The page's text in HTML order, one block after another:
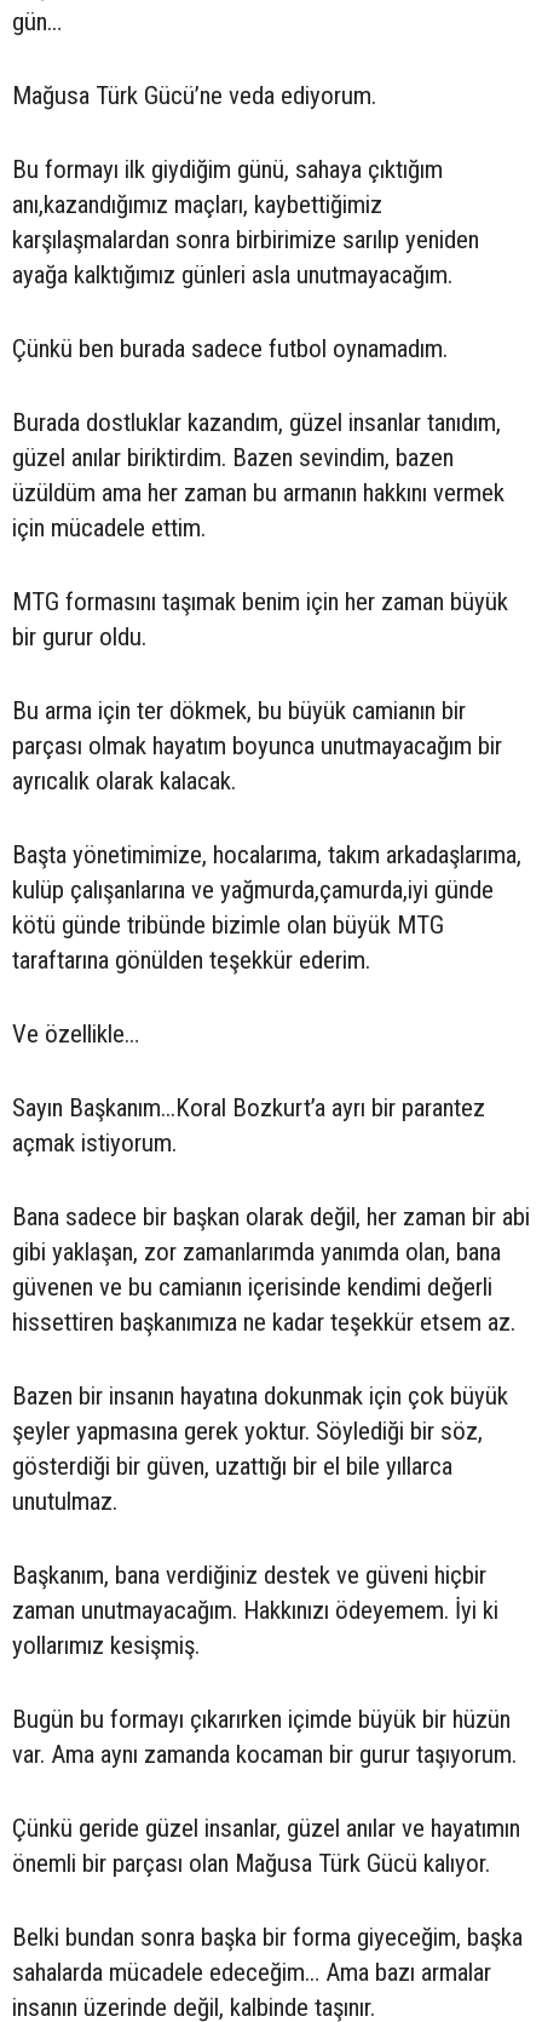
gün…
Mağusa Türk Gücü’ne veda ediyorum.
Bu formayı ilk giydiğim günü, sahaya çıktığım
anı,kazandığımız maçları, kaybettiğimiz
karşılaşmalardan sonra birbirimize sarılıp yeniden
ayağa kalktığımız günleri asla unutmayacağım.
Çünkü ben burada sadece futbol oynamadım.
Burada dostluklar kazandım, güzel insanlar tanıdım,
güzel anılar biriktirdim. Bazen sevindim, bazen
üzüldüm ama her zaman bu armanın hakkını vermek
için mücadele ettim.
MTG formasını taşımak benim için her zaman büyük
bir gurur oldu.
Bu arma için ter dökmek, bu büyük camianın bir
parçası olmak hayatım boyunca unutmayacağım bir
ayrıcalık olarak kalacak.
Başta yönetimimize, hocalarıma, takım arkadaşlarıma,
kulüp çalışanlarına ve yağmurda,çamurda,iyi günde
kötü günde tribünde bizimle olan büyük MTG
taraftarına gönülden teşekkür ederim.
Ve özellikle…
Sayın Başkanım...Koral Bozkurt’a ayrı bir parantez
açmak istiyorum.
Bana sadece bir başkan olarak değil, her zaman bir abi
gibi yaklaşan, zor zamanlarımda yanımda olan, bana
güvenen ve bu camianın içerisinde kendimi değerli
hissettiren başkanımıza ne kadar teşekkür etsem az.
Bazen bir insanın hayatına dokunmak için çok büyük
şeyler yapmasına gerek yoktur. Söylediği bir söz,
gösterdiği bir güven, uzattığı bir el bile yıllarca
unutulmaz.
Başkanım, bana verdiğiniz destek ve güveni hiçbir
zaman unutmayacağım. Hakkınızı ödeyemem. İyi ki
yollarımız kesişmiş.
Bugün bu formayı çıkarırken içimde büyük bir hüzün
var. Ama aynı zamanda kocaman bir gurur taşıyorum.
Çünkü geride güzel insanlar, güzel anılar ve hayatımın
önemli bir parçası olan Mağusa Türk Gücü kalıyor.
Belki bundan sonra başka bir forma giyeceğim, başka
sahalarda mücadele edeceğim… Ama bazı armalar
insanın üzerinde değil, kalbinde taşınır.